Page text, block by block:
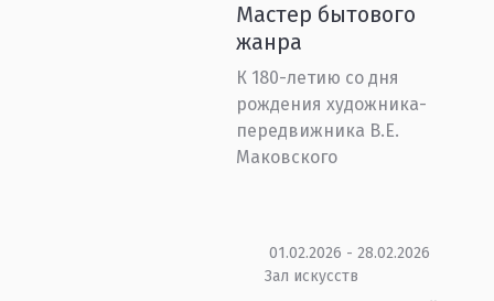
Мастер бытового
жанра
К 180-летию со дня
рождения художника-
передвижника В.Е.
Маковского
01.02.2026 - 28.02.2026
Зал искусств